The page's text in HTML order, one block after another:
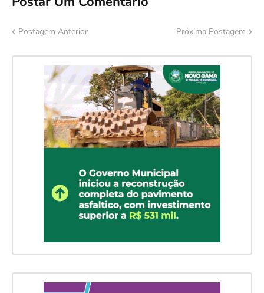
Postagem Anterior Próxima Postagem